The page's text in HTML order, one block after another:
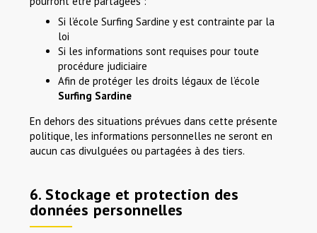
Si l’école Surfing Sardine y est contrainte par la
loi
Si les informations sont requises pour toute
procédure judiciaire
Afin de protéger les droits légaux de l’école
Surfing Sardine
En dehors des situations prévues dans cette présente
politique, les informations personnelles ne seront en
aucun cas divulguées ou partagées à des tiers.
6. Stockage et protection des
données personnelles
OK, je m'inscris maintenant !